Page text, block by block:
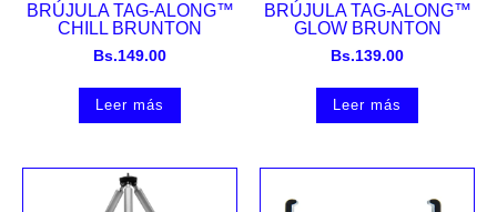
BRÚJULA TAG-ALONG™
CHILL BRUNTON
Bs.149.00
Leer más
BRÚJULA TAG-ALONG™
GLOW BRUNTON
Bs.139.00
Leer más